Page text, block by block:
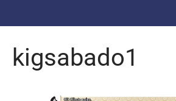
kigsabado1